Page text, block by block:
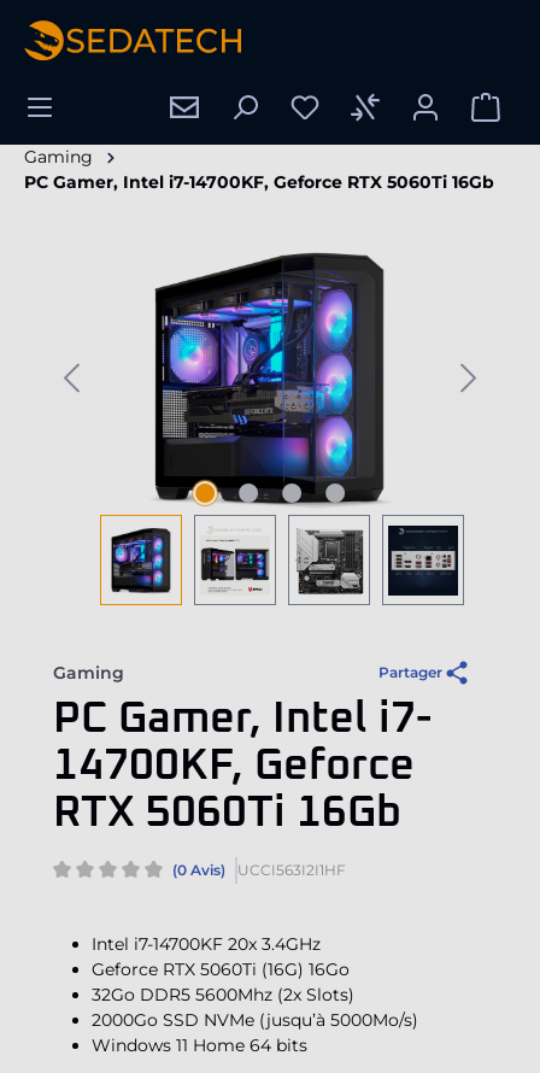
principal
Gaming
PC Gamer, Intel i7-14700KF, Geforce RTX 5060Ti 16Gb
Ignorer la galerie d'images
Gaming Partager
PC Gamer, Intel i7-
14700KF, Geforce
RTX 5060Ti 16Gb
(0 Avis) UCCI563I2I1HF
Intel i7-14700KF 20x 3.4GHz
Geforce RTX 5060Ti (16G) 16Go
32Go DDR5 5600Mhz (2x Slots)
2000Go SSD NVMe (jusqu’à 5000Mo/s)
Windows 11 Home 64 bits